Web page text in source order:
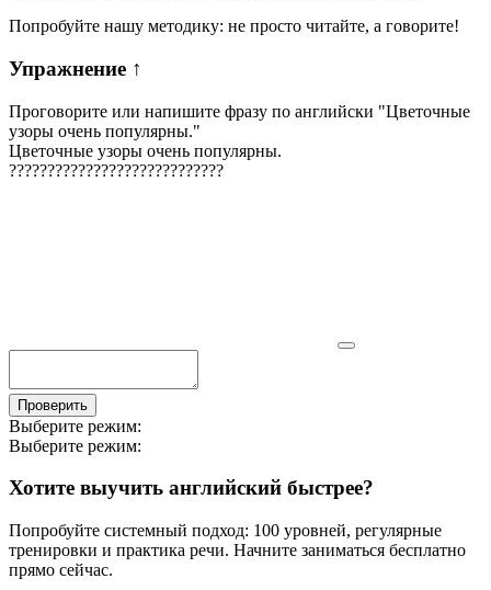
Попробуйте нашу методику: не просто читайте, а говорите!
Упражнение ↑
Проговорите или напишите фразу по английски "Цветочные
узоры очень популярны."
Цветочные узоры очень популярны.
????????????????????????????
Проверить
Выберите режим:
Выберите режим:
Хотите выучить английский быстрее?
Попробуйте системный подход: 100 уровней, регулярные
тренировки и практика речи. Начните заниматься бесплатно
прямо сейчас.